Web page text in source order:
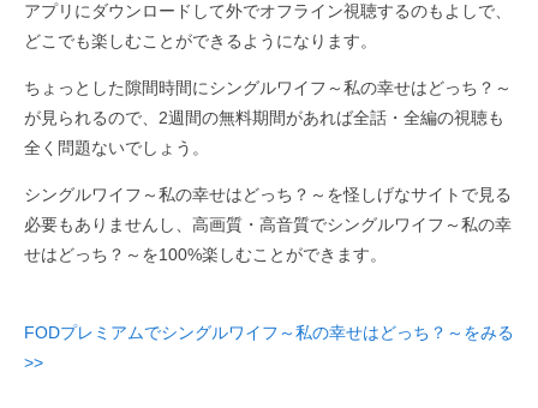
アプリにダウンロードして外でオフライン視聴するのもよしで、
どこでも楽しむことができるようになります。
ちょっとした隙間時間にシングルワイフ～私の幸せはどっち？～
が見られるので、2週間の無料期間があれば全話・全編の視聴も
全く問題ないでしょう。
シングルワイフ～私の幸せはどっち？～を怪しげなサイトで見る
必要もありませんし、高画質・高音質でシングルワイフ～私の幸
せはどっち？～を100%楽しむことができます。
FODプレミアムでシングルワイフ～私の幸せはどっち？～をみる
>>